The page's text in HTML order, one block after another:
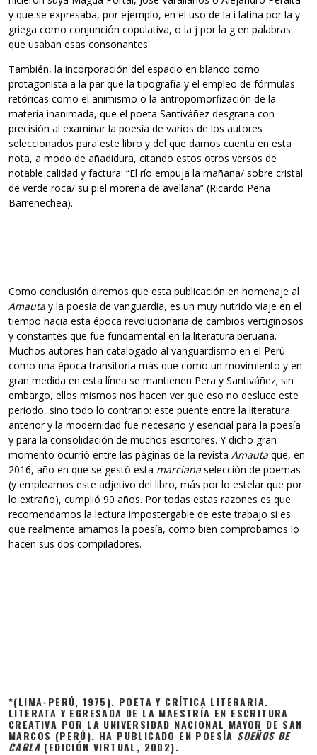
y que se expresaba, por ejemplo, en el uso de la i latina por la y
griega como conjunción copulativa, o la j por la g en palabras
que usaban esas consonantes.
También, la incorporación del espacio en blanco como
protagonista a la par que la tipografía y el empleo de fórmulas
retóricas como el animismo o la antropomorfización de la
materia inanimada, que el poeta Santiváñez desgrana con
precisión al examinar la poesía de varios de los autores
seleccionados para este libro y del que damos cuenta en esta
nota, a modo de añadidura, citando estos otros versos de
notable calidad y factura: “El río empuja la mañana/ sobre cristal
de verde roca/ su piel morena de avellana” (Ricardo Peña
Barrenechea).
Como conclusión diremos que esta publicación en homenaje al
Amauta y la poesía de vanguardia, es un muy nutrido viaje en el
tiempo hacia esta época revolucionaria de cambios vertiginosos
y constantes que fue fundamental en la literatura peruana.
Muchos autores han catalogado al vanguardismo en el Perú
como una época transitoria más que como un movimiento y en
gran medida en esta línea se mantienen Pera y Santiváñez; sin
embargo, ellos mismos nos hacen ver que eso no desluce este
periodo, sino todo lo contrario: este puente entre la literatura
anterior y la modernidad fue necesario y esencial para la poesía
y para la consolidación de muchos escritores. Y dicho gran
momento ocurrió entre las páginas de la revista Amauta que, en
2016, año en que se gestó esta marciana selección de poemas
(y empleamos este adjetivo del libro, más por lo estelar que por
lo extraño), cumplió 90 años. Por todas estas razones es que
recomendamos la lectura impostergable de este trabajo si es
que realmente amamos la poesía, como bien comprobamos lo
hacen sus dos compiladores.
*(LIMA-PERÚ, 1975). POETA Y CRÍTICA LITERARIA.
LITERATA Y EGRESADA DE LA MAESTRÍA EN ESCRITURA
CREATIVA POR LA UNIVERSIDAD NACIONAL MAYOR DE SAN
MARCOS (PERÚ). HA PUBLICADO EN POESÍA SUEÑOS DE
CARLA (EDICIÓN VIRTUAL, 2002).